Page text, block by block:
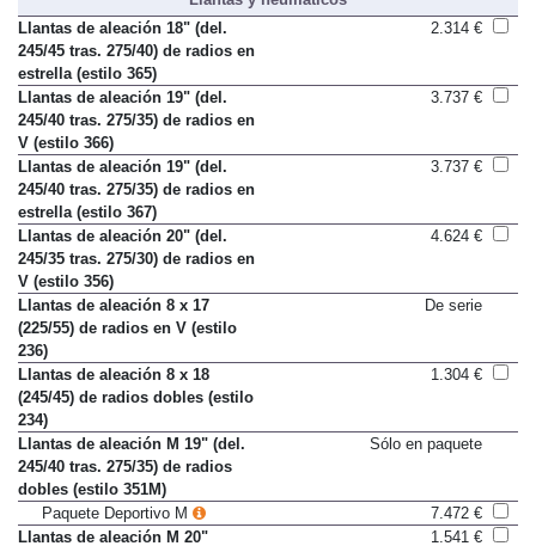
Llantas y neumáticos
Llantas de aleación 18" (del.
245/45 tras. 275/40) de radios en
estrella (estilo 365)
Llantas de aleación 19" (del.
245/40 tras. 275/35) de radios en
V (estilo 366)
Llantas de aleación 19" (del.
245/40 tras. 275/35) de radios en
estrella (estilo 367)
Llantas de aleación 20" (del.
245/35 tras. 275/30) de radios en
V (estilo 356)
Llantas de aleación 8 x 17
(225/55) de radios en V (estilo
236)
Llantas de aleación 8 x 18
(245/45) de radios dobles (estilo
234)
Llantas de aleación M 19" (del.
245/40 tras. 275/35) de radios
dobles (estilo 351M)
Paquete Deportivo M
7.472 €